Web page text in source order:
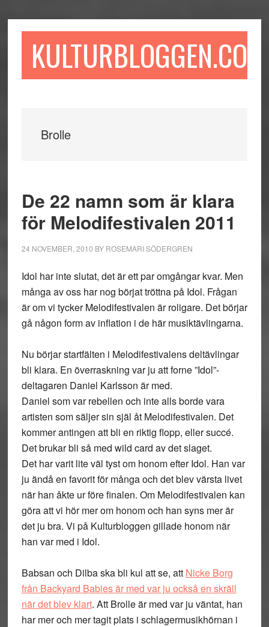
till
till
sidofältet
till
KULTURBLOGGEN.COM
Brolle
De 22 namn som är klara
för Melodifestivalen 2011
24 NOVEMBER, 2010 BY ROSEMARI SÖDERGREN
Idol har inte slutat, det är ett par omgångar kvar. Men
många av oss har nog börjat tröttna på Idol. Frågan
är om vi tycker Melodifestivalen är roligare. Det börjar
gå någon form av inflation i de här musiktävlingarna.
Nu börjar startfälten i Melodifestivalens deltävlingar
bli klara. En överraskning var ju att forne ”Idol”-
deltagaren Daniel Karlsson är med.
Daniel som var rebellen och inte alls borde vara
artisten som säljer sin själ åt Melodifestivalen. Det
kommer antingen att bli en riktig flopp, eller succé.
Det brukar bli så med wild card av det slaget.
Det har varit lite väl tyst om honom efter Idol. Han var
ju ändå en favorit för många och det blev värsta livet
när han åkte ur före finalen. Om Melodifestivalen kan
göra att vi hör mer om honom och han syns mer är
det ju bra. Vi på Kulturbloggen gillade honom när
han var med i Idol.
Babsan och Dilba ska bli kul att se, att Nicke Borg
från Backyard Babies är med var ju också en skräll
när det blev klart. Att Brolle är med var ju väntat, han
har mer och mer tagit plats i schlagermusikhörnan i